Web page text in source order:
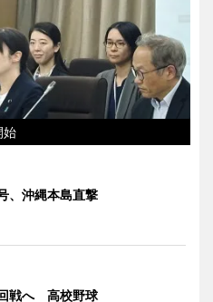
始
、沖縄本島直撃
戦へ 高校野球